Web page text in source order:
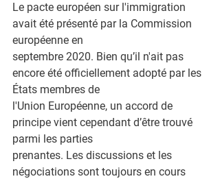
Le pacte européen sur l'immigration
avait été présenté par la Commission
européenne en
septembre 2020. Bien qu’il n'ait pas
encore été officiellement adopté par les
États membres de
l'Union Européenne, un accord de
principe vient cependant d’être trouvé
parmi les parties
prenantes. Les discussions et les
négociations sont toujours en cours